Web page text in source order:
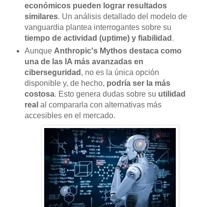
económicos pueden lograr resultados
similares. Un análisis detallado del modelo de
vanguardia plantea interrogantes sobre su
tiempo de actividad (uptime) y fiabilidad .
Aunque Anthropic's Mythos destaca como
una de las IA más avanzadas en
ciberseguridad , no es la única opción
disponible y, de hecho, podría ser la más
costosa. Esto genera dudas sobre su utilidad
real al compararla con alternativas más
accesibles en el mercado.